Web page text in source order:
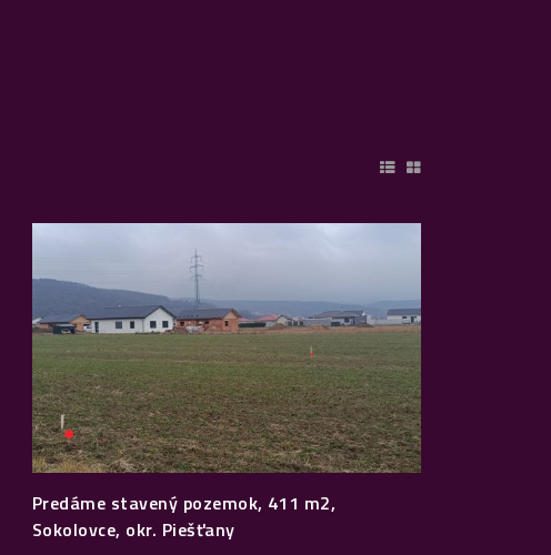
Predáme stavený pozemok, 411 m2,
Sokolovce, okr. Piešťany